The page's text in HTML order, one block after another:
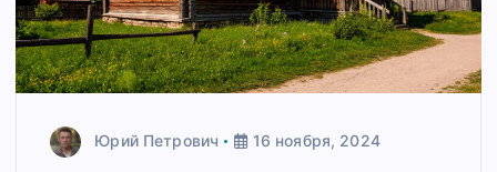
Юрий Петрович 16 ноября, 2024